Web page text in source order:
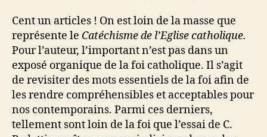
Cent un articles ! On est loin de la masse que
représente le Catéchisme de l’Eglise catholique.
Pour l’auteur, l’important n’est pas dans un
exposé organique de la foi catholique. Il s’agit
de revisiter des mots essentiels de la foi afin de
les rendre compréhensibles et acceptables pour
nos contemporains. Parmi ces derniers,
tellement sont loin de la foi que l’essai de C.